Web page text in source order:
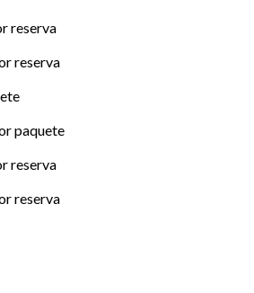
reserva
reserva
paquete
reserva
reserva